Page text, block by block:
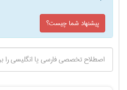
پیشنهاد شما چیست؟